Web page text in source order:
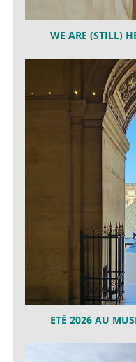
WE ARE (STILL)
ETÉ 2026 AU